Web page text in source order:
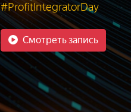
#ProfitIntegratorDay
Смотреть запись